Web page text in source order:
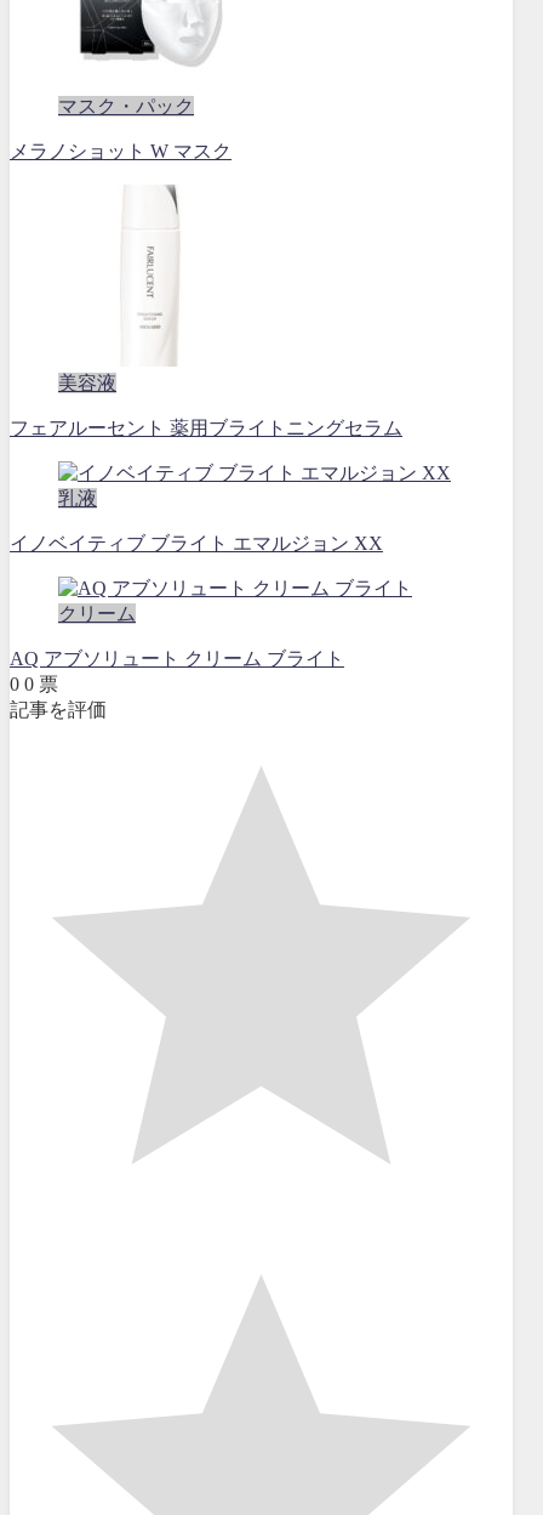
マスク・パック
メラノショット W マスク
美容液
フェアルーセント 薬用ブライトニングセラム
乳液
イノベイティブ ブライト エマルジョン XX
クリーム
AQ アブソリュート クリーム ブライト
0 0 票
記事を評価